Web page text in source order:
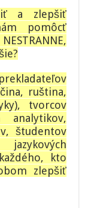
a zlepšiť
pomôcť
ruština,
tvorcov
analytikov,
študentov
kto
zlepšiť